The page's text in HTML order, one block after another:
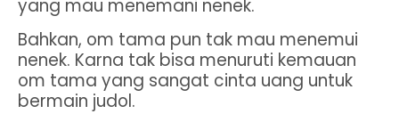
yang mau menemani nenek.
Bahkan, om tama pun tak mau menemui
nenek. Karna tak bisa menuruti kemauan
om tama yang sangat cinta uang untuk
bermain judol.